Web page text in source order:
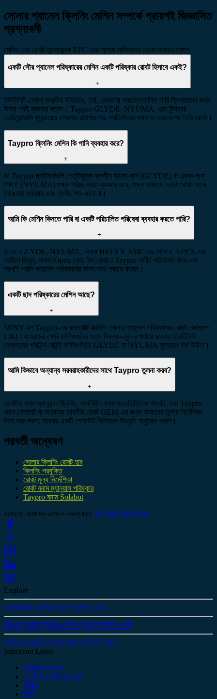
সোলার প্যানেল ক্লিনিং মেশিন সম্পর্কে প্রায়শই জিজ্ঞাসিত
প্রশ্নাবলী
মেশিন এবং রোবট তুলনামূলক EPC এবং সম্পদ মালিকদের থেকে সাধারণ প্রশ্ন।
একটি সৌর প্যানেল পরিষ্কারের মেশিন একটি পরিষ্কার রোবট হিসাবে একই?
+
ইউটিলিটি-স্কেল ভারতীয় উদ্ভিদে, হ্যাঁ, ক্রেতারা স্বায়ত্তশাসিত সারি ক্লিনারদের জন্য
উভয় পদই ব্যবহার করেন। Taypro GLYDE, NYUMA, এবং ট্র্যাকার
ভেরিয়েন্টগুলি হ্যান্ডহেল্ড প্রেসার ওয়াশার নয়, প্রতিদিনের শুষ্ক চক্রের জন্য তৈরি রোবট।
Taypro ক্লিনিং মেশিন কি পানি ব্যবহার করে?
+
নং Taypro প্ল্যাটফর্মগুলি পেটেন্টযুক্ত জলহীন ডুয়াল-পাস (GLYDE) বা একক-পাস
PBT (NYUMA) শুষ্ক পরিচ্ছন্নতা ব্যবহার করে, শুষ্ক অঞ্চলে ভেজা ধোয়া থেকে
ট্যাঙ্কার সরবরাহ এবং তাপীয় শক এড়ানো।
আমি কি মেশিন কিনতে পারি বা একটি পরিচালিত পরিষেবা ব্যবহার করতে পারি?
+
উভয়. GLYDE, NYUMA, অথবা HELYX AMC এর সাথে CAPEX এর
অধীনে কিনুন, অথবা Opex বেছে নিন যেখানে Taypro ফ্লীট পরিচালনা করে এবং
আপনি প্রতি প্যানেল পরিষ্কারের জন্য অর্থ প্রদান করেন।
একটি ছাদ পরিষ্কারের মেশিন আছে?
+
MINY হল Taypro-এর কমপ্যাক্ট রুফটপ সোলার প্যানেল পরিষ্কারের রোবট, বর্তমানে
C&I এবং ছাদের পোর্টফোলিওগুলির জন্য নিবন্ধন-সুদের পর্যায়ে রয়েছে৷ ইউটিলিটি
ক্রেতাদের গ্রাউন্ড-মাউন্ট সাইটগুলিতে GLYDE বা NYUMA মূল্যায়ন করা উচিত।
আমি কিভাবে অন্যান্য সরবরাহকারীদের সাথে Taypro তুলনা করব?
+
রোবটিক বনাম ম্যানুয়াল ক্লিনিং, জলবিহীন বনাম জল-ভিত্তিক পদ্ধতি এবং Taypro
বনাম সোলাবট বা অন্যান্য ভারতীয় রোবট OEM-এর জন্য আমাদের তুলনা নির্দেশিকা
দিয়ে শুরু করুন, তারপর একটি লেআউট-ভিত্তিক উদ্ধৃতি অনুরোধ করুন।
পরবর্তী অন্বেষণ
সোলার ক্লিনিং রোবট হাব
ক্লিনিং প্রযুক্তি
রোবট মূল্য নির্দেশিকা
রোবট বনাম ম্যানুয়াল পরিষ্কার
Taypro বনাম Solabot
ইমেইল: আমাদের ইমেইল করুনফোন: +91 80438 43569
Explore
অটোম্যাটিক সোলার প্যানেল ক্লিনিং রোবট
সিঙ্গেল-অ্যাক্সিস ট্র্যাকার সোলার প্যানেল ক্লিনিং রোবট
সেমি-অটোম্যাটিক সোলার প্যানেল ক্লিনিং রোবট
Important Links
আমাদের সম্পর্কে
অংশীদার ও বিনিয়োগকারী
প্রকল্প
ব্লগ